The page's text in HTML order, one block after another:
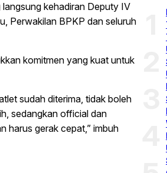
kehadiran Deputy IV
Perwakilan BPKP dan seluruh
komitmen yang kuat untuk
sudah diterima, tidak boleh
sedangkan official dan
harus gerak cepat,” imbuh